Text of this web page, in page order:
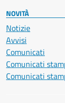
NOVITÀ
Notizie
Avvisi
Comunicati
Comunicati
Comunicati